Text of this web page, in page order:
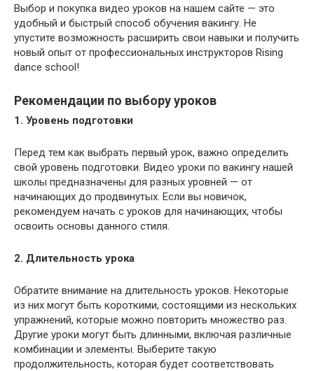
Выбор и покупка видео уроков на нашем сайте — это
удобный и быстрый способ обучения вакингу. Не
упустите возможность расширить свои навыки и получить
новый опыт от профессиональных инструкторов Rising
dance school!
Рекомендации по выбору уроков
1. Уровень подготовки
Перед тем как выбрать первый урок, важно определить
свой уровень подготовки. Видео уроки по вакингу нашей
школы предназначены для разных уровней — от
начинающих до продвинутых. Если вы новичок,
рекомендуем начать с уроков для начинающих, чтобы
освоить основы данного стиля.
2. Длительность урока
Обратите внимание на длительность уроков. Некоторые
из них могут быть короткими, состоящими из нескольких
упражнений, которые можно повторить множество раз.
Другие уроки могут быть длинными, включая различные
комбинации и элементы. Выберите такую
продолжительность, которая будет соответствовать